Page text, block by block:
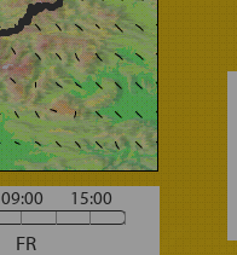
09:00 15:00
FR